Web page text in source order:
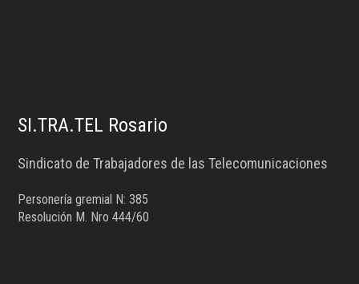
SI.TRA.TEL Rosario
Sindicato de Trabajadores de las Telecomunicaciones
Personería gremial N: 385
Resolución M. Nro 444/60